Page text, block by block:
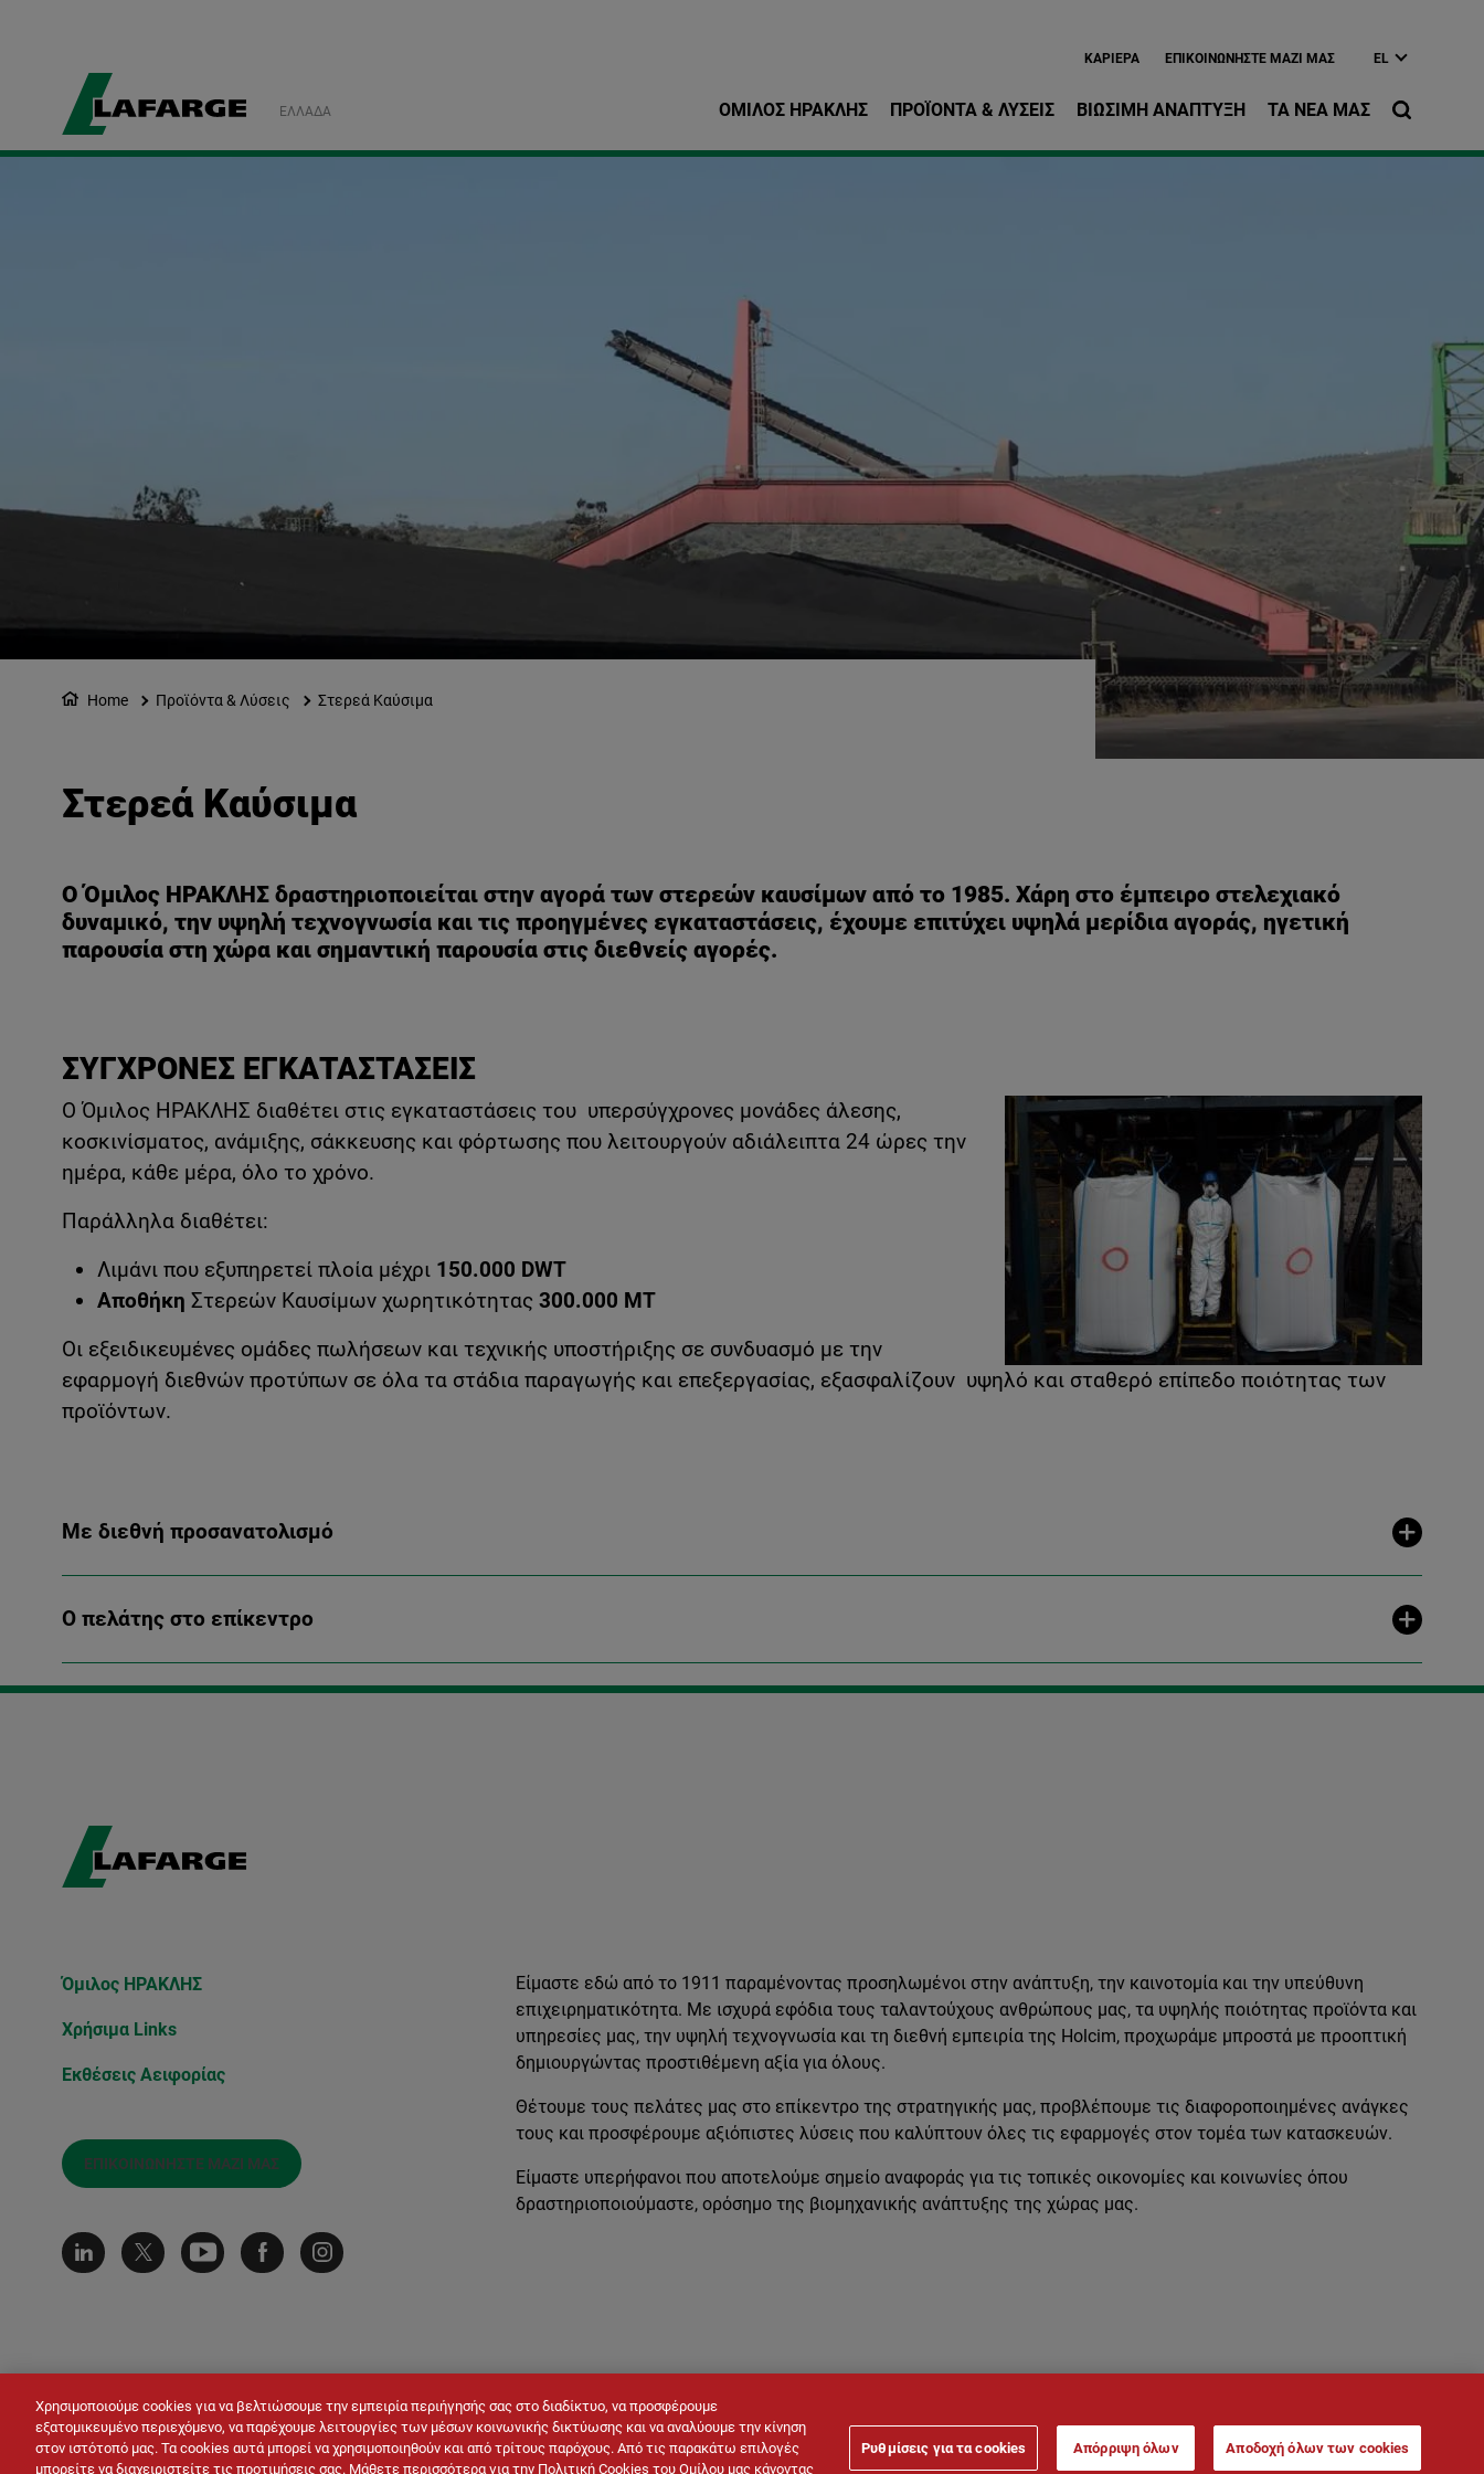
ΕΛΛΆΔΑ
ΚΑΡΙΈΡΑ EΠΙΚΟΙΝΩΝΉΣΤΕ ΜΑΖΊ ΜΑΣ EL
ΌΜΙΛΟΣ ΗΡΑΚΛΗΣ ΠΡΟΪΌΝΤΑ & ΛΎΣΕΙΣ ΒΙΏΣΙΜΗ ΑΝΆΠΤΥΞΗ ΤΑ ΝΈΑ ΜΑΣ
Home Προϊόντα & Λύσεις Στερεά Καύσιμα
Στερεά Καύσιμα
Ο Όμιλος ΗΡΑΚΛΗΣ δραστηριοποιείται στην αγορά των στερεών καυσίμων από το 1985. Χάρη στο έμπειρο στελεχιακό
δυναμικό, την υψηλή τεχνογνωσία και τις προηγμένες εγκαταστάσεις, έχουμε επιτύχει υψηλά μερίδια αγοράς, ηγετική
παρουσία στη χώρα και σημαντική παρουσία στις διεθνείς αγορές.
ΣΥΓΧΡΟΝΕΣ ΕΓΚΑΤΑΣΤΑΣΕΙΣ
Ο Όμιλος ΗΡΑΚΛΗΣ διαθέτει στις εγκαταστάσεις του υπερσύγχρονες μονάδες άλεσης,
κοσκινίσματος, ανάμιξης, σάκκευσης και φόρτωσης που λειτουργούν αδιάλειπτα 24 ώρες την
ημέρα, κάθε μέρα, όλο το χρόνο.
Παράλληλα διαθέτει:
Λιμάνι που εξυπηρετεί πλοία μέχρι 150.000 DWT
Αποθήκη Στερεών Καυσίμων χωρητικότητας 300.000 ΜΤ
Οι εξειδικευμένες ομάδες πωλήσεων και τεχνικής υποστήριξης σε συνδυασμό με την
εφαρμογή διεθνών προτύπων σε όλα τα στάδια παραγωγής και επεξεργασίας, εξασφαλίζουν υψηλό και σταθερό επίπεδο ποιότητας των
προϊόντων.
Με διεθνή προσανατολισμό
Ο πελάτης στο επίκεντρο
Όμιλος ΗΡΑΚΛΗΣ
Χρήσιμα Links
Εκθέσεις Αειφορίας
ΕΠΙΚΟΙΝΩΝΉΣΤΕ ΜΑΖΊ ΜΑΣ
Είμαστε εδώ από το 1911 παραμένοντας προσηλωμένοι στην ανάπτυξη, την καινοτομία και την υπεύθυνη
επιχειρηματικότητα. Με ισχυρά εφόδια τους ταλαντούχους ανθρώπους μας, τα υψηλής ποιότητας προϊόντα και
υπηρεσίες μας, την υψηλή τεχνογνωσία και τη διεθνή εμπειρία της Holcim, προχωράμε μπροστά με προοπτική
δημιουργώντας προστιθέμενη αξία για όλους.
Θέτουμε τους πελάτες μας στο επίκεντρο της στρατηγικής μας, προβλέπουμε τις διαφοροποιημένες ανάγκες
τους και προσφέρουμε αξιόπιστες λύσεις που καλύπτουν όλες τις εφαρμογές στον τομέα των κατασκευών.
Είμαστε υπερήφανοι που αποτελούμε σημείο αναφοράς για τις τοπικές οικονομίες και κοινωνίες όπου
δραστηριοποιούμαστε, ορόσημο της βιομηχανικής ανάπτυξης της χώρας μας.
© LAFARGE 2026 Site map Επικοινωνία Νομική σημείωση Πολιτική Cookies Πολιτική Προστασίας Προσωπικών Δεδομένων
Χρησιμοποιούμε cookies για να βελτιώσουμε την εμπειρία περιήγησής σας στο διαδίκτυο, να προσφέρουμε
εξατομικευμένο περιεχόμενο, να παρέχουμε λειτουργίες των μέσων κοινωνικής δικτύωσης και να αναλύουμε την κίνηση
στον ιστότοπό μας. Τα cookies αυτά μπορεί να χρησιμοποιηθούν και από τρίτους παρόχους. Από τις παρακάτω επιλογές
μπορείτε να διαχειριστείτε τις προτιμήσεις σας. Μάθετε περισσότερα για την Πολιτική Cookies του Ομίλου μας κάνοντας
Ρυθμίσεις για τα cookies Απόρριψη όλων Αποδοχή όλων των cookies